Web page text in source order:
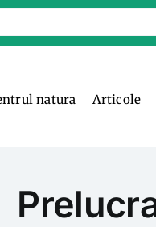
natura Articole